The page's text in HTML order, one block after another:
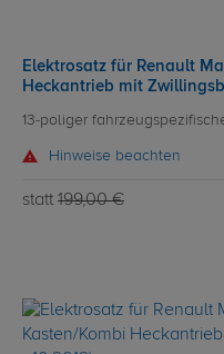
Elektrosatz für Renault
Heckantrieb mit
13-poliger
Hinweise beachten
statt 199,00 €